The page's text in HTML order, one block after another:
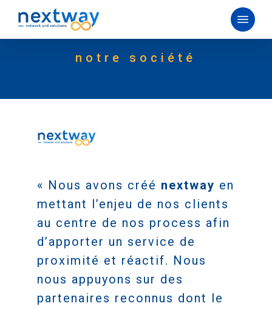
main
Menu
notre société
« Nous avons créé nextway en
mettant l’enjeu de nos clients
au centre de nos process afin
d’apporter un service de
proximité et réactif. Nous
nous appuyons sur des
partenaires reconnus dont le